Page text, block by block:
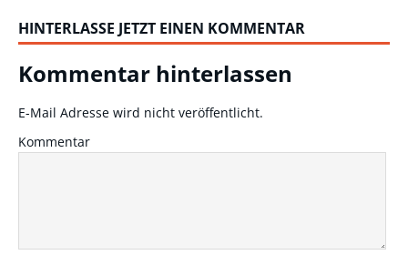
HINTERLASSE JETZT EINEN KOMMENTAR
Kommentar hinterlassen
E-Mail Adresse wird nicht veröffentlicht.
Kommentar